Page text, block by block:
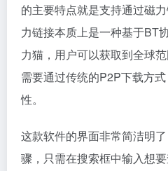
的主要特点就是支持通过磁
力链接本质上是一种基于BT
力猫，用户可以获取到全球
需要通过传统的P2P下载方
性。
这款软件的界面非常简洁明
骤，只需在搜索框中输入想